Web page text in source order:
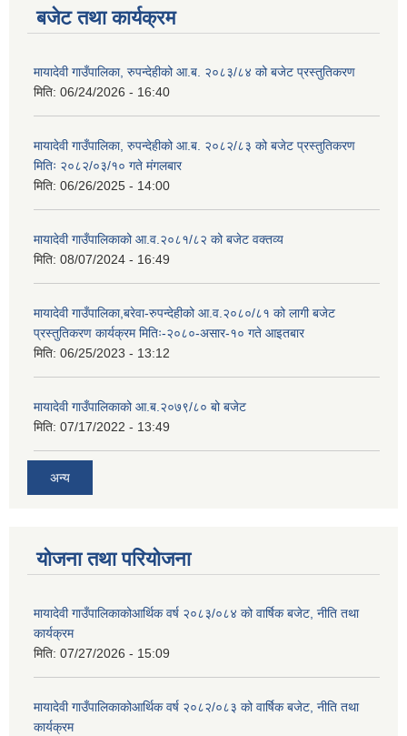
बजेट तथा कार्यक्रम
मायादेवी गाउँपालिका, रुपन्देहीको आ.ब. २०८३/८४ को बजेट प्रस्तुतिकरण
मिति: 06/24/2026 - 16:40
मायादेवी गाउँपालिका, रुपन्देहीको आ.ब. २०८२/८३ को बजेट प्रस्तुतिकरण
मितिः २०८२/०३/१० गते मंगलबार
मिति: 06/26/2025 - 14:00
मायादेवी गाउँपालिकाको आ.व.२०८१/८२ को बजेट वक्तव्य
मिति: 08/07/2024 - 16:49
मायादेवी गाउँपालिका,बरेवा-रुपन्देहीको आ.व.२०८०/८१ को लागी बजेट
प्रस्तुतिकरण कार्यक्रम मितिः-२०८०-असार-१० गते आइतबार
मिति: 06/25/2023 - 13:12
मायादेवी गाउँपालिकाको आ.ब.२०७९/८० बो बजेट
मिति: 07/17/2022 - 13:49
अन्य
योजना तथा परियोजना
मायादेवी गाउँपालिकाकोआर्थिक वर्ष २०८३/०८४ को वार्षिक बजेट, नीति तथा
कार्यक्रम
मिति: 07/27/2026 - 15:09
मायादेवी गाउँपालिकाकोआर्थिक वर्ष २०८२/०८३ को वार्षिक बजेट, नीति तथा
कार्यक्रम